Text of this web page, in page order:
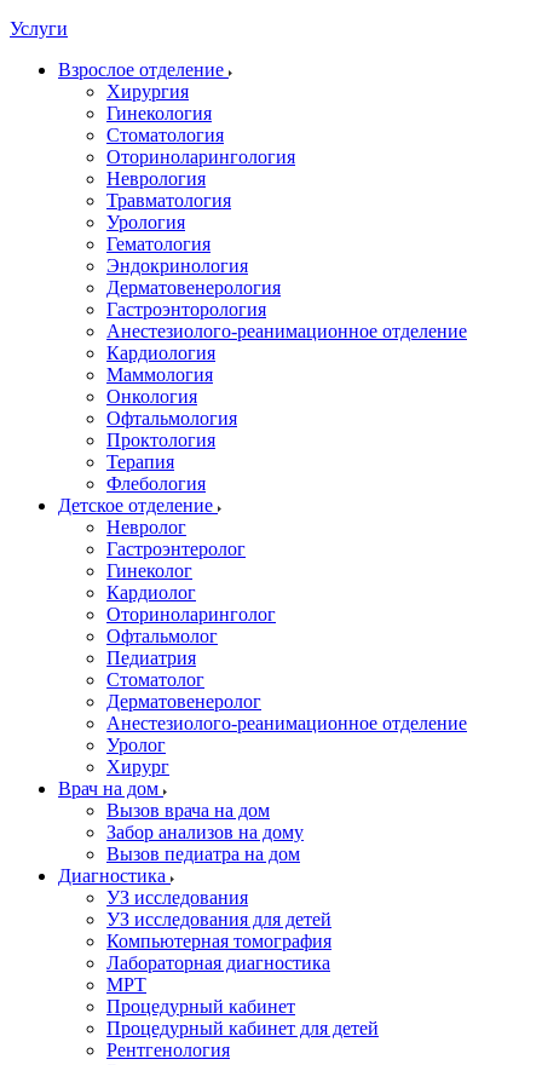
Услуги
Взрослое отделение
Хирургия
Гинекология
Стоматология
Оториноларингология
Неврология
Травматология
Урология
Гематология
Эндокринология
Дерматовенерология
Гастроэнторология
Анестезиолого-реанимационное отделение
Кардиология
Маммология
Онкология
Офтальмология
Проктология
Терапия
Флебология
Детское отделение
Невролог
Гастроэнтеролог
Гинеколог
Кардиолог
Оториноларинголог
Офтальмолог
Педиатрия
Стоматолог
Дерматовенеролог
Анестезиолого-реанимационное отделение
Уролог
Хирург
Врач на дом
Вызов врача на дом
Забор анализов на дому
Вызов педиатра на дом
Диагностика
УЗ исследования
УЗ исследования для детей
Компьютерная томография
Лабораторная диагностика
МРТ
Процедурный кабинет
Процедурный кабинет для детей
Рентгенология